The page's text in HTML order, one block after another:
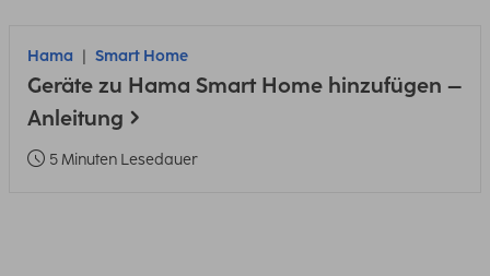
Hama Smart Home
Geräte zu Hama Smart Home hinzufügen –
Anleitung
5 Minuten Lesedauer